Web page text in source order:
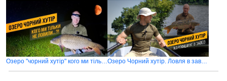
Озеро "чорний хутір" кого ми тільки не ловили Озеро Чорний хутір. Ловля в завоз і неймовірний карпфішинг